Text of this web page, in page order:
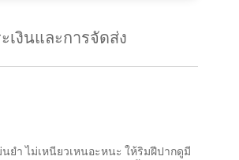
เงินและการจัดส่ง
ำ ไม่เหนียวเหนอะหนะ ให้ริมฝีปากดูมี